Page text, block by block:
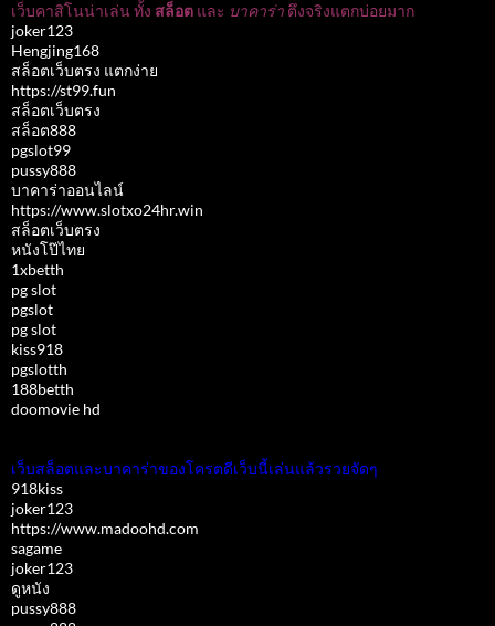
เว็บคาสิโนน่าเล่น ทั้ง สล็อต และ บาคาร่า ตึงจริงแตกบ่อยมาก
joker123
Hengjing168
สล็อตเว็บตรง แตกง่าย
https://st99.fun
สล็อตเว็บตรง
สล็อต888
pgslot99
pussy888
บาคาร่าออนไลน์
https://www.slotxo24hr.win
สล็อตเว็บตรง
หนังโป๊ไทย
1xbetth
pg slot
pgslot
pg slot
kiss918
pgslotth
188betth
doomovie hd
เว็บสล็อตและบาคาร่าของโครตดีเว็บนี้เล่นแล้วรวยจัดๆ
918kiss
joker123
https://www.madoohd.com
sagame
joker123
ดูหนัง
pussy888